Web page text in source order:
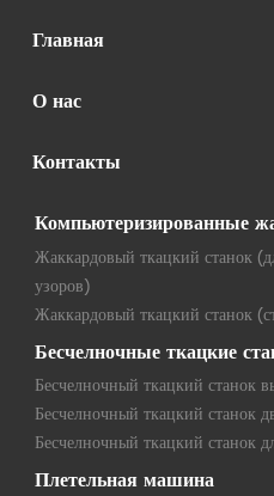
Главная
О нас
Контакты
Компьютеризированные
Жаккардовый ткацкий станок
узоров)
Жаккардовый ткацкий станок
Бесчелночные ткацкие
Бесчелночный ткацкий станок
Бесчелночный ткацкий станок
Бесчелночный ткацкий станок
Плетельная машина